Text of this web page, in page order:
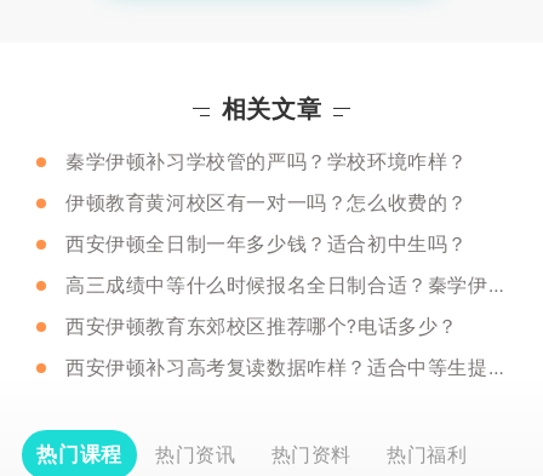
相关文章
秦学伊顿补习学校管的严吗？学校环境咋样？
伊顿教育黄河校区有一对一吗？怎么收费的？
西安伊顿全日制一年多少钱？适合初中生吗？
高三成绩中等什么时候报名全日制合适？秦学伊顿推荐吗？
西安伊顿教育东郊校区推荐哪个?电话多少？
西安伊顿补习高考复读数据咋样？适合中等生提分吗？
热门课程 热门资讯 热门资料 热门福利